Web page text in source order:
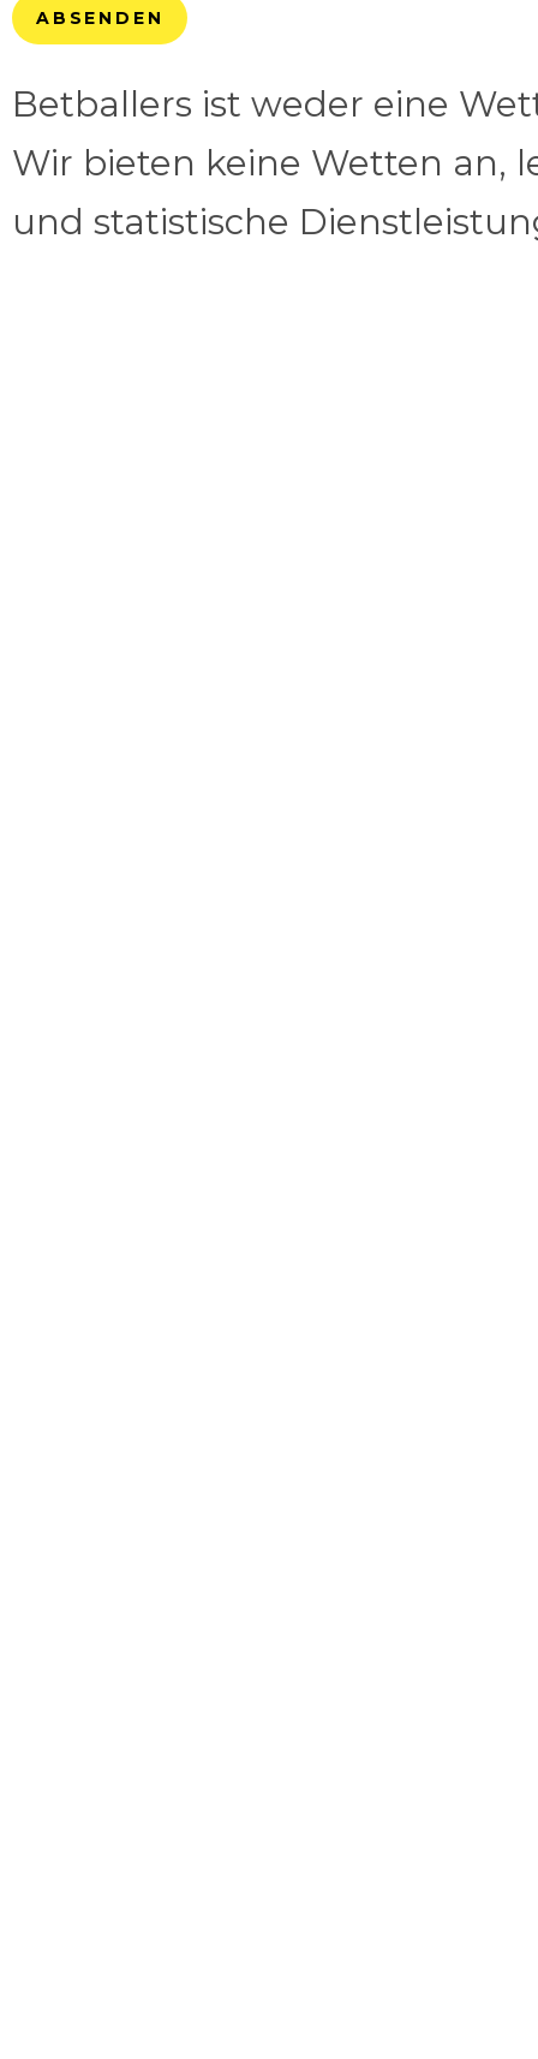
ABSENDEN
Betballers ist weder eine
Wir bieten keine Wetten an,
und statistische